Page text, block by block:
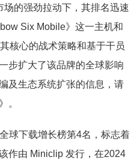
的强劲拉动下，其排名迅速
Six Mobile》这一主机和
核心的战术策略和基于干员
步扩大了该品牌的全球影响
及生态系统扩张的信息，请
。
球下载增长榜第4名，标志着
作由 Miniclip 发行，在2024